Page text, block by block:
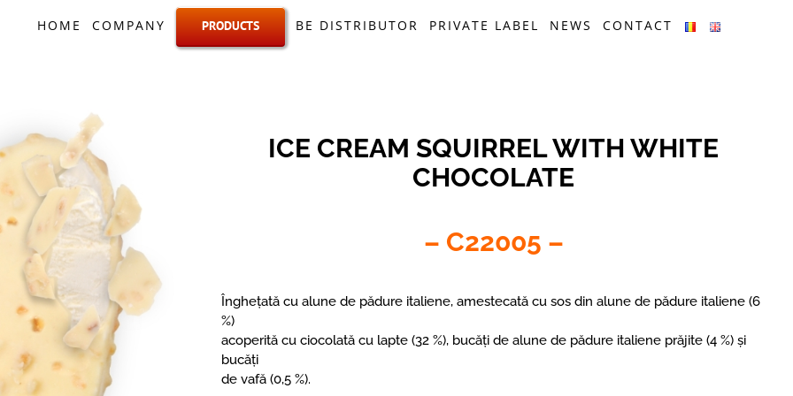
HOME COMPANY PRODUCTS BE DISTRIBUTOR PRIVATE LABEL NEWS CONTACT
ICE CREAM SQUIRREL WITH WHITE
CHOCOLATE
– C22005 –
Înghețată cu alune de pădure italiene, amestecată cu sos din alune de pădure italiene (6
%)
acoperită cu ciocolată cu lapte (32 %), bucăți de alune de pădure italiene prăjite (4 %) și
bucăți
de vafă (0,5 %).